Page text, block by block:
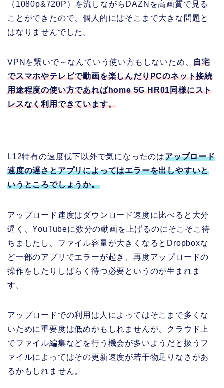
（1080p&720P）を流しながらDAZNを高画質で見る
ことができたので、個人的にはそこまで大きな問題と
はなりませんでした。
VPNを繋いで～なんていう使い方もしないため、自宅
でスマホやテレビで動画を楽しんだりPCのネット接続
用途程度の使い方であればhome 5G HR01同様にスト
レスなく利用できています。
L12特有の速度低下以外で気になったのはアップロード
速度の遅さとアプリによってはエラーを出しやすいと
いうところでしょうか。
アップロード速度はダウンロード速度に比べると大分
遅く、YouTubeに数分の動画を上げるのにそこそこ待
ちましたし、ファイル容量が大きくなるとDropboxな
ど一部のアプリでエラーが起き、再度アップロードの
操作をしたりしばらく待つ必要というのが生まれま
す。
アップロードでの利用は人によってはそこまで多くな
いために重要度は低めかもしれませんが、クラウド上
でファイル編集などを行う機会が多いようだと扱うフ
ァイルによってはその更新速度が若干物足りなさがあ
るかもしれません。